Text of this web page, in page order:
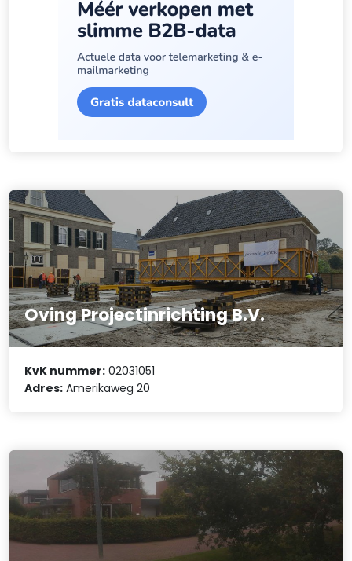
Oving Projectinrichting B.V.
KvK nummer: 02031051
Adres: Amerikaweg 20